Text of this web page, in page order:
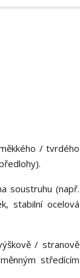
/ tvrdého
soustruhu (např.
stabilní ocelová
/ stranově
středícím